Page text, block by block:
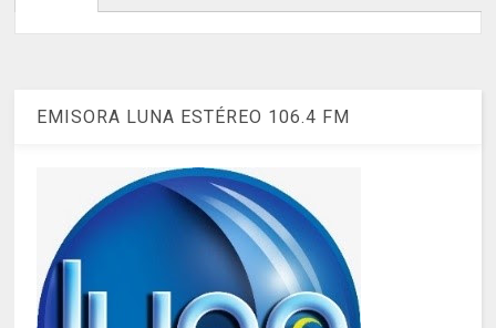
EMISORA LUNA ESTÉREO 106.4 FM